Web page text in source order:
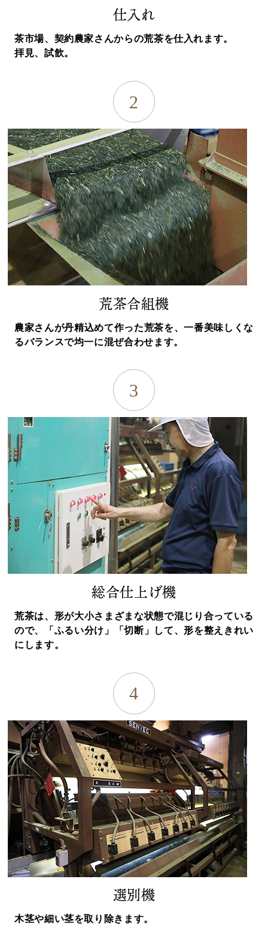
仕入れ
茶市場、契約農家さんからの荒茶を仕入れます。
拝見、試飲。
2
荒茶合組機
農家さんが丹精込めて作った荒茶を、一番美味しくな
るバランスで均一に混ぜ合わせます。
3
総合仕上げ機
荒茶は、形が大小さまざまな状態で混じり合っている
ので、「ふるい分け」「切断」して、形を整えきれい
にします。
4
選別機
木茎や細い茎を取り除きます。